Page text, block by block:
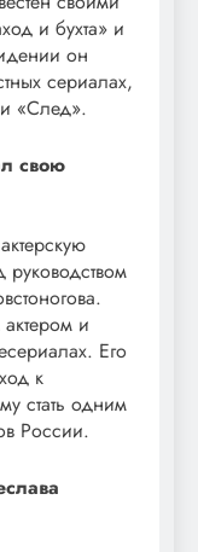
и бухта» и
он
сериалах,
«След».
свою
руководством
и
Его
к
стать одним
России.